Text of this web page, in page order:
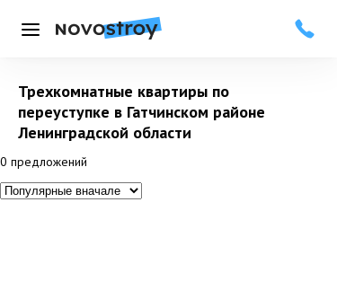
Меню
Трехкомнатные квартиры по
переуступке в Гатчинском районе
Ленинградской области
0 предложений